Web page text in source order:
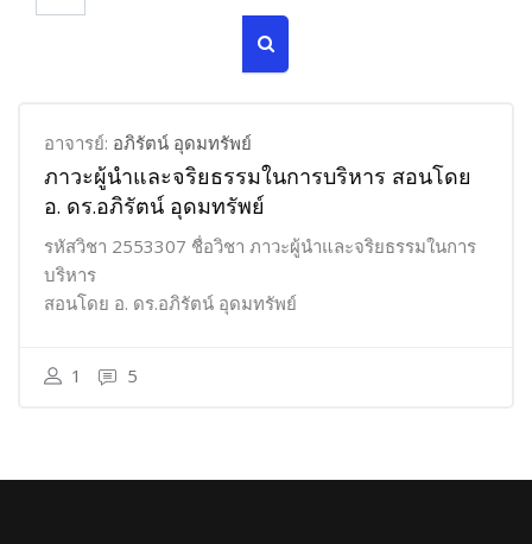
อาจารย์: อภิรัตน์ อุดมทรัพย์
ภาวะผู้นำและจริยธรรมในการบริหาร สอนโดย
อ. ดร.อภิรัตน์ อุดมทรัพย์
รหัสวิชา 2553307 ชื่อวิชา ภาวะผู้นำและจริยธรรมในการ
บริหาร
สอนโดย อ. ดร.อภิรัตน์ อุดมทรัพย์
1 5